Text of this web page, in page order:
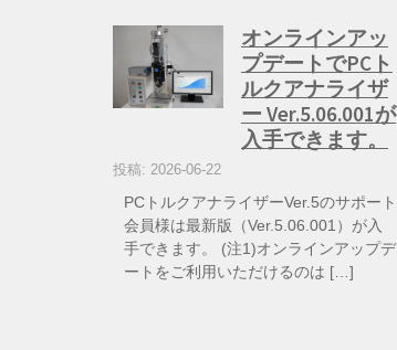
オンラインアッ
プデートでPCト
ルクアナライザ
ー Ver.5.06.001が
入手できます。
投稿: 2026-06-22
PCトルクアナライザーVer.5のサポート
会員様は最新版（Ver.5.06.001）が入
手できます。 (注1)オンラインアップデ
ートをご利用いただけるのは […]